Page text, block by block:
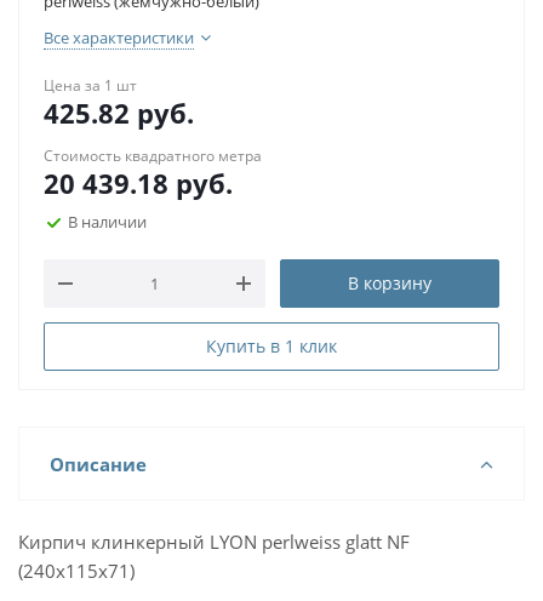
Все характеристики
Цена за 1 шт
425.82 руб.
Стоимость квадратного метра
20 439.18 руб.
В наличии
В корзину
Купить в 1 клик
Описание
Кирпич клинкерный LYON perlweiss glatt NF
(240x115x71)